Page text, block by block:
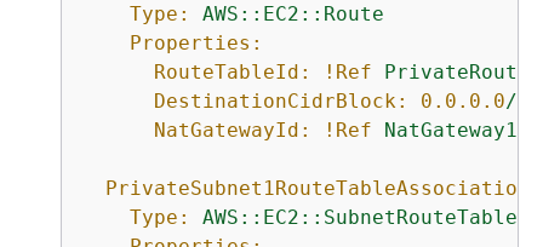
Type:
AWS::EC2::Route
Properties:
RouteTableId:
!Ref
DestinationCidrBlock:
0.0 .0 .0/0
NatGatewayId:
!Ref NatGateway1
PrivateSubnet1RouteTableAssociation:
Type: